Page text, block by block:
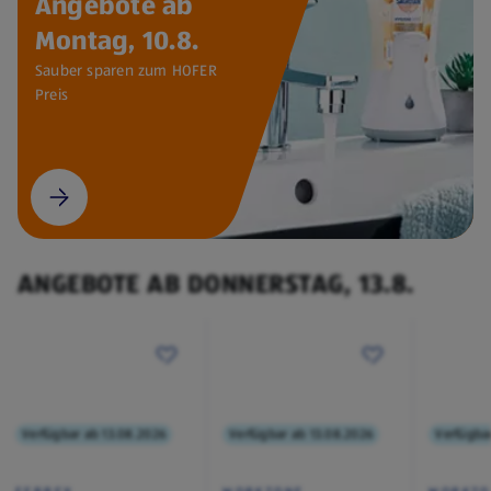
Montag, 10.8.
Sauber sparen zum HOFER
Preis
ANGEBOTE AB DONNERSTAG, 13.8.
Verfügbar ab 13.08.2026 Verfügbar ab 13.08.2026